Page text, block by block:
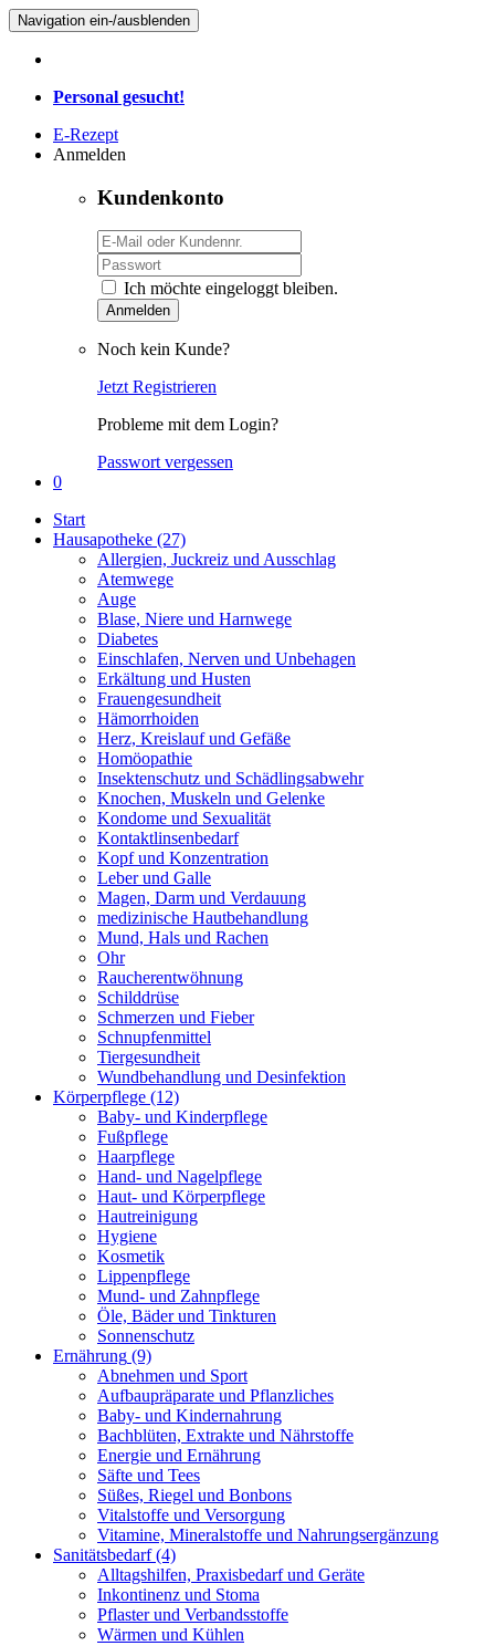
Navigation ein-/ausblenden
Personal gesucht!
E-Rezept
Anmelden
Kundenkonto
Ich möchte eingeloggt bleiben.
Anmelden
Noch kein Kunde?
Jetzt Registrieren
Probleme mit dem Login?
Passwort vergessen
0
Start
Hausapotheke (27)
Allergien, Juckreiz und Ausschlag
Atemwege
Auge
Blase, Niere und Harnwege
Diabetes
Einschlafen, Nerven und Unbehagen
Erkältung und Husten
Frauengesundheit
Hämorrhoiden
Herz, Kreislauf und Gefäße
Homöopathie
Insektenschutz und Schädlingsabwehr
Knochen, Muskeln und Gelenke
Kondome und Sexualität
Kontaktlinsenbedarf
Kopf und Konzentration
Leber und Galle
Magen, Darm und Verdauung
medizinische Hautbehandlung
Mund, Hals und Rachen
Ohr
Raucherentwöhnung
Schilddrüse
Schmerzen und Fieber
Schnupfenmittel
Tiergesundheit
Wundbehandlung und Desinfektion
Körperpflege (12)
Baby- und Kinderpflege
Fußpflege
Haarpflege
Hand- und Nagelpflege
Haut- und Körperpflege
Hautreinigung
Hygiene
Kosmetik
Lippenpflege
Mund- und Zahnpflege
Öle, Bäder und Tinkturen
Sonnenschutz
Ernährung (9)
Abnehmen und Sport
Aufbaupräparate und Pflanzliches
Baby- und Kindernahrung
Bachblüten, Extrakte und Nährstoffe
Energie und Ernährung
Säfte und Tees
Süßes, Riegel und Bonbons
Vitalstoffe und Versorgung
Vitamine, Mineralstoffe und Nahrungsergänzung
Sanitätsbedarf(4)
Alltagshilfen, Praxisbedarf und Geräte
Inkontinenz und Stoma
Pflaster und Verbandsstoffe
Wärmen und Kühlen